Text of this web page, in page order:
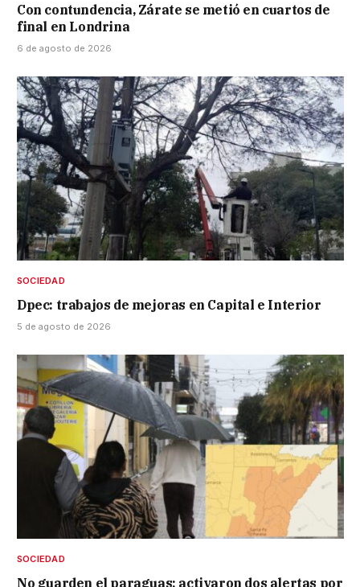
Con contundencia, Zárate se metió en cuartos de
final en Londrina
6 de agosto de 2026
SOCIEDAD
Dpec: trabajos de mejoras en Capital e Interior
5 de agosto de 2026
SOCIEDAD
No guarden el paraguas: activaron dos alertas por